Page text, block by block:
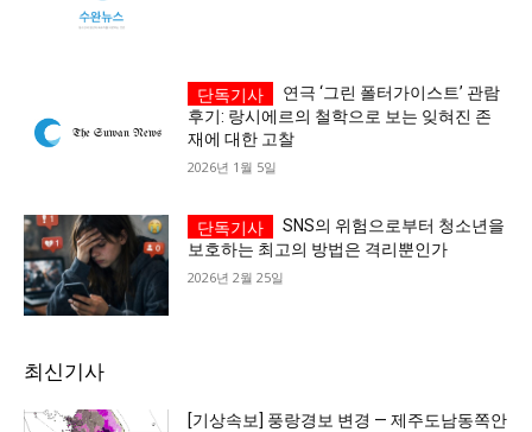
연극 ‘그린 폴터가이스트’ 관람
후기: 랑시에르의 철학으로 보는 잊혀진 존
재에 대한 고찰
2026년 1월 5일
SNS의 위험으로부터 청소년을
보호하는 최고의 방법은 격리뿐인가
2026년 2월 25일
최신기사
[기상속보] 풍랑경보 변경 — 제주도남동쪽안